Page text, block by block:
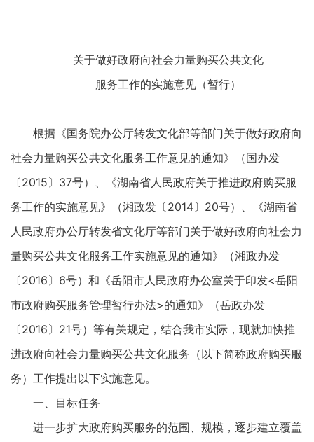
关于做好政府向社会力量购买公共文化
服务工作的实施意见（暂行）
根据《国务院办公厅转发文化部等部门关于做好政府向
社会力量购买公共文化服务工作意见的通知》（国办发
〔2015〕37号）、《湖南省人民政府关于推进政府购买服
务工作的实施意见》（湘政发〔2014〕20号）、《湖南省
人民政府办公厅转发省文化厅等部门关于做好政府向社会力
量购买公共文化服务工作实施意见的通知》（湘政办发
〔2016〕6号）和《岳阳市人民政府办公室关于印发<岳阳
市政府购买服务管理暂行办法>的通知》（岳政办发
〔2016〕21号）等有关规定，结合我市实际，现就加快推
进政府向社会力量购买公共文化服务（以下简称政府购买服
务）工作提出以下实施意见。
一、目标任务
进一步扩大政府购买服务的范围、规模，逐步建立覆盖